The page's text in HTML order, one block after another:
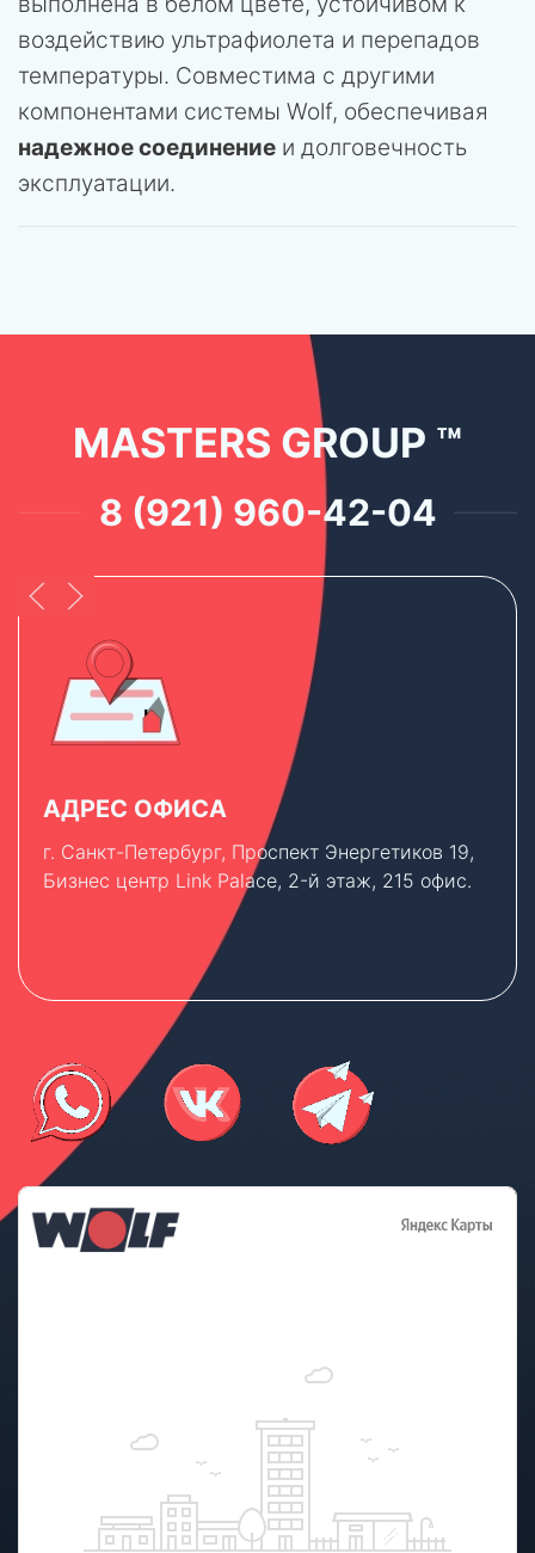
воздействию ультрафиолета и перепадов
температуры. Совместима с другими
компонентами системы Wolf, обеспечивая
надежное соединение и долговечность
эксплуатации.
MASTERS GROUP ™
8 (921) 960-42-04
АДРЕС ОФИСА
г. Санкт-Петербург, Проспект Энергетиков 19,
Бизнес центр Link Palace, 2-й этаж, 215 офис.